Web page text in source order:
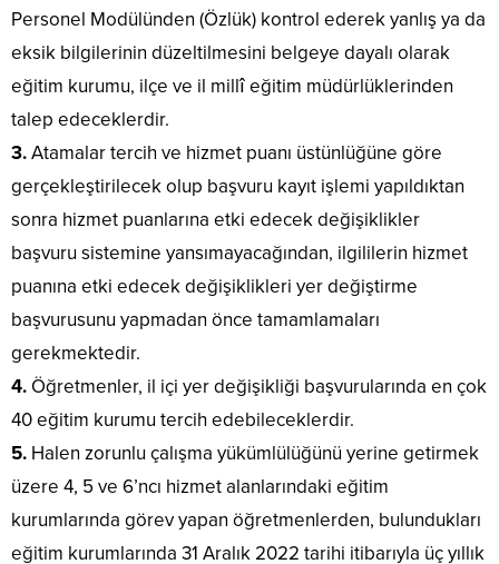
Personel Modülünden (Özlük) kontrol ederek yanlış ya da
eksik bilgilerinin düzeltilmesini belgeye dayalı olarak
eğitim kurumu, ilçe ve il millî eğitim müdürlüklerinden
talep edeceklerdir.
3.Atamalar tercih ve hizmet puanı üstünlüğüne göre
gerçekleştirilecek olup başvuru kayıt işlemi yapıldıktan
sonra hizmet puanlarına etki edecek değişiklikler
başvuru sistemine yansımayacağından, ilgililerin hizmet
puanına etki edecek değişiklikleri yer değiştirme
başvurusunu yapmadan önce tamamlamaları
gerekmektedir.
4. Öğretmenler, il içi yer değişikliği başvurularında en çok
40 eğitim kurumu tercih edebileceklerdir.
5. Halen zorunlu çalışma yükümlülüğünü yerine getirmek
üzere 4, 5 ve 6’ncı hizmet alanlarındaki eğitim
kurumlarında görev yapan öğretmenlerden, bulundukları
eğitim kurumlarında 31 Aralık 2022 tarihi itibarıyla üç yıllık